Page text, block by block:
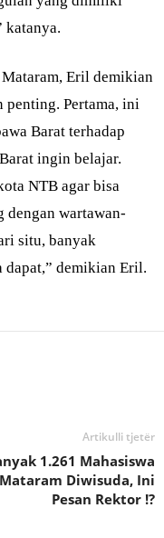
katanya.
Eril demikian
penting. Pertama, ini
Barat terhadap
ingin belajar.
NTB agar bisa
dengan wartawan-
situ, banyak
dapat,” demikian Eril.
Artikulli tjetër
1.261 Mahasiswa
Diwisuda, Ini
Pesan Rektor !?